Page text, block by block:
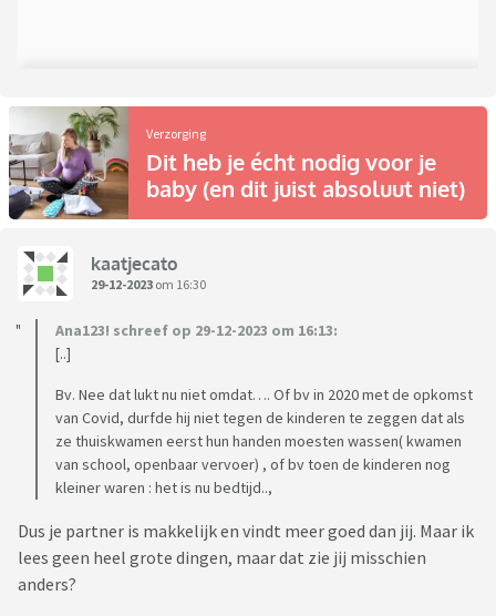
Verzorging
Dit heb je écht nodig voor je
baby (en dit juist absoluut niet)
kaatjecato
29-12-2023 om 16:30
Ana123! schreef op 29-12-2023 om 16:13:
[..]
Bv. Nee dat lukt nu niet omdat…. Of bv in 2020 met de opkomst
van Covid, durfde hij niet tegen de kinderen te zeggen dat als
ze thuiskwamen eerst hun handen moesten wassen( kwamen
van school, openbaar vervoer) , of bv toen de kinderen nog
kleiner waren : het is nu bedtijd..,
Dus je partner is makkelijk en vindt meer goed dan jij. Maar ik
lees geen heel grote dingen, maar dat zie jij misschien
anders?